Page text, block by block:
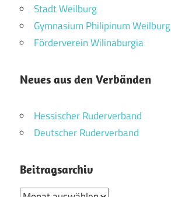
Stadt Weilburg
Gymnasium Philipinum Weilburg
Förderverein Wilinaburgia
Neues aus den Verbänden
Hessischer Ruderverband
Deutscher Ruderverband
Beitragsarchiv